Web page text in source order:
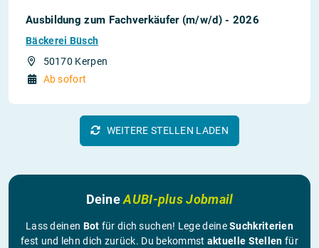
Ausbildung zum Fachverkäufer (m/w/d) - 2026
Bäckerei Büsch
50170 Kerpen
Ab sofort
WEITERE STELLEN LADEN
DeineAUBI-plus Jobmail
Lass deinen Bot für dich suchen! Lege deineSuchkriterien
fest und lehn dich zurück. Du bekommst aktuelle Stellen für